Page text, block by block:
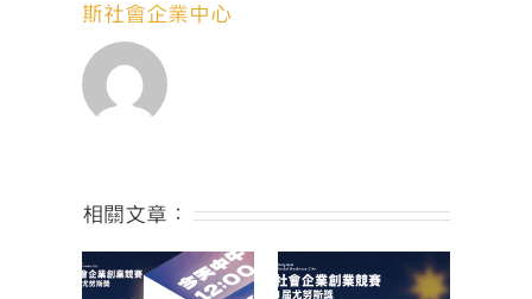
業》〉
斯社會企業中心
相關文章：